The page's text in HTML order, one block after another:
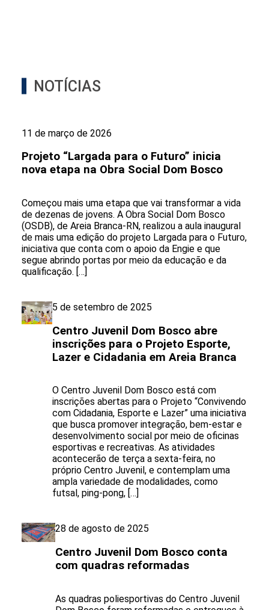
NOTÍCIAS
11 de março de 2026
Projeto “Largada para o Futuro” inicia
nova etapa na Obra Social Dom Bosco
Começou mais uma etapa que vai transformar a vida
de dezenas de jovens. A Obra Social Dom Bosco
(OSDB), de Areia Branca-RN, realizou a aula inaugural
de mais uma edição do projeto Largada para o Futuro,
iniciativa que conta com o apoio da Engie e que
segue abrindo portas por meio da educação e da
qualificação. […]
5 de setembro de 2025
Centro Juvenil Dom Bosco abre
inscrições para o Projeto Esporte,
Lazer e Cidadania em Areia Branca
O Centro Juvenil Dom Bosco está com
inscrições abertas para o Projeto “Convivendo
com Cidadania, Esporte e Lazer” uma iniciativa
que busca promover integração, bem-estar e
desenvolvimento social por meio de oficinas
esportivas e recreativas. As atividades
acontecerão de terça a sexta-feira, no
próprio Centro Juvenil, e contemplam uma
ampla variedade de modalidades, como
futsal, ping-pong, […]
28 de agosto de 2025
Centro Juvenil Dom Bosco conta
com quadras reformadas
As quadras poliesportivas do Centro Juvenil